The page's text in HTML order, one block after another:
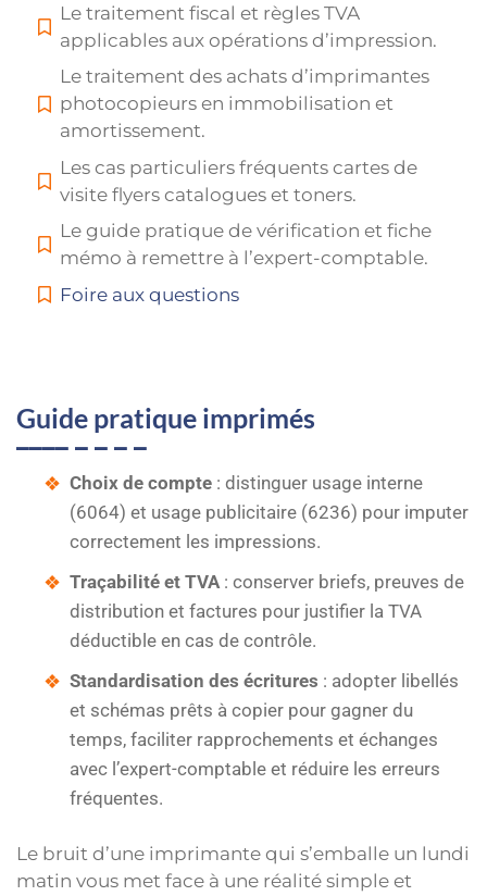
Le traitement fiscal et règles TVA
applicables aux opérations d’impression.
Le traitement des achats d’imprimantes
photocopieurs en immobilisation et
amortissement.
Les cas particuliers fréquents cartes de
visite flyers catalogues et toners.
Le guide pratique de vérification et fiche
mémo à remettre à l’expert-comptable.
Foire aux questions
Guide pratique imprimés
Choix de compte : distinguer usage interne
(6064) et usage publicitaire (6236) pour imputer
correctement les impressions.
Traçabilité et TVA: conserver briefs, preuves de
distribution et factures pour justifier la TVA
déductible en cas de contrôle.
Standardisation des écritures : adopter libellés
et schémas prêts à copier pour gagner du
temps, faciliter rapprochements et échanges
avec l’expert-comptable et réduire les erreurs
fréquentes.
Le bruit d’une imprimante qui s’emballe un lundi
matin vous met face à une réalité simple et